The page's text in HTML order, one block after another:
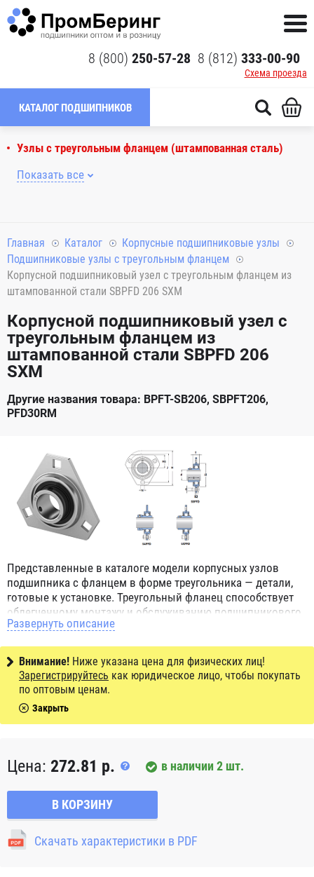
8 (800) 250-57-28 8 (812) 333-00-90
Схема проезда
КАТАЛОГ ПОДШИПНИКОВ
Узлы с треугольным фланцем (штампованная сталь)
Показать все
Главная Каталог
Корпусные подшипниковые узлы
Подшипниковые узлы с треугольным фланцем
Корпусной подшипниковый узел с треугольным фланцем из
штампованной стали SBPFD 206 SXM
Корпусной подшипниковый узел с
треугольным фланцем из
штампованной стали SBPFD 206
SXM
Другие названия товара: BPFT-SB206, SBPFT206,
PFD30RM
Представленные в каталоге модели корпусных узлов
подшипника с фланцем в форме треугольника — детали,
готовые к установке. Треугольный фланец способствует
облегченному монтажу и обслуживанию подшипникового
узла. Конструкция узлов включает подшипники и корпусы,
наличию уплотнительной системы исключается
преждевременный износ деталей. В стальных корпусах
не предусмотрено отверстий для смазки подшипников.
Изделия поставляются смазанными на весь период
эксплуатации. Установленные в узлах корпусные
Развернуть описание
Внимание! Ниже указана цена для физических лиц!
Зарегистрируйтесь как юридическое лицо, чтобы покупать
по оптовым ценам.
Закрыть
Цена: 272.81 р. в наличии 2 шт.
В КОРЗИНУ
Скачать характеристики в PDF